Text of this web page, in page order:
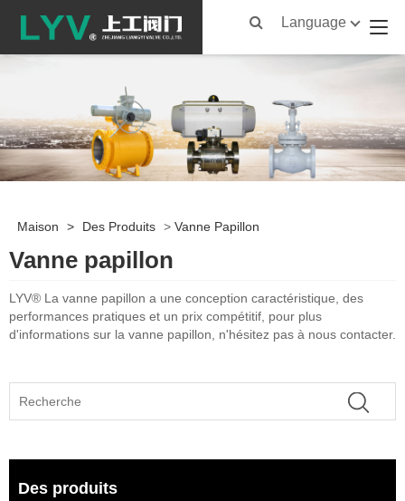
Language
Maison > Des Produits > Vanne Papillon
Vanne papillon
LYV® La vanne papillon a une conception caractéristique, des
performances pratiques et un prix compétitif, pour plus
d'informations sur la vanne papillon, n'hésitez pas à nous contacter.
Des produits